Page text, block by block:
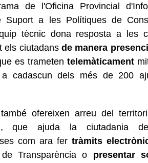
de l'Oficina Provincial
Suport a les Polítiques de
tècnic dona resposta a les
els ciutadans de manera
es trameten telemàticament
cadascun dels més de 200
ofereixen arreu del
que ajuda la ciutadania
com ara fer tràmits
Transparència o presentar